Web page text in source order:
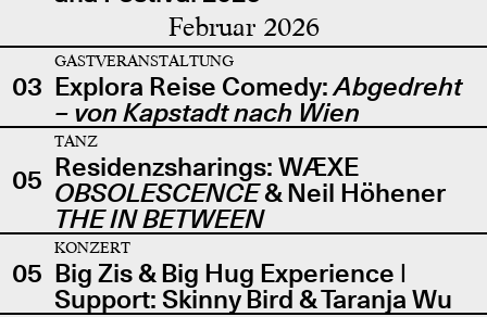
Februar 2026
03
GASTVERANSTALTUNG
Explora Reise Comedy:Abgedreht
– von Kapstadt nach Wien
05
TANZ
Residenzsharings: WÆXE
OBSOLESCENCE& Neil Höhener
THE IN BETWEEN
05
KONZERT
Big Zis & Big Hug Experience |
Support: Skinny Bird & Taranja Wu